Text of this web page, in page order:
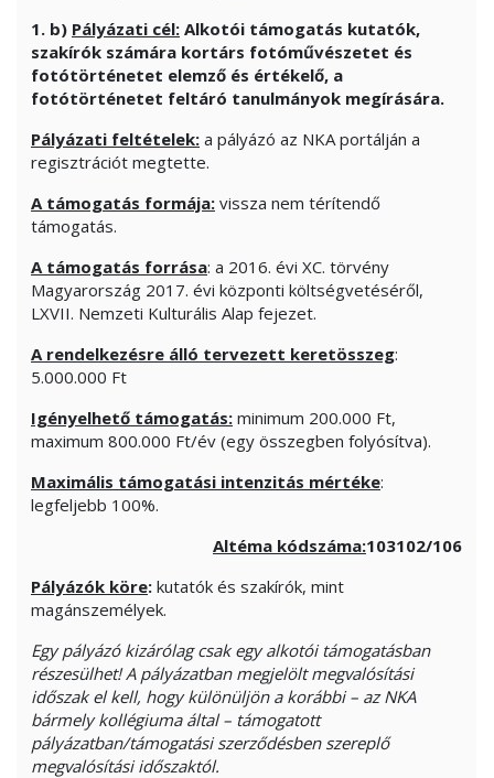
1. b) Pályázati cél: Alkotói támogatás kutatók,
szakírók számára kortárs fotóművészetet és
fotótörténetet elemző és értékelő, a
fotótörténetet feltáró tanulmányok megírására.
Pályázati feltételek: a pályázó az NKA portálján a
regisztrációt megtette.
A támogatás formája: vissza nem térítendő
támogatás.
A támogatás forrása: a 2016. évi XC. törvény
Magyarország 2017. évi központi költségvetéséről,
LXVII. Nemzeti Kulturális Alap fejezet.
A rendelkezésre álló tervezett keretösszeg:
5.000.000 Ft
Igényelhető támogatás: minimum 200.000 Ft,
maximum 800.000 Ft/év (egy összegben folyósítva).
Maximális támogatási intenzitás mértéke:
legfeljebb 100%.
Altéma kódszáma:103102/106
Pályázók köre: kutatók és szakírók, mint
magánszemélyek.
Egy pályázó kizárólag csak egy alkotói támogatásban
részesülhet! A pályázatban megjelölt megvalósítási
időszak el kell, hogy különüljön a korábbi – az NKA
bármely kollégiuma által – támogatott
pályázatban/támogatási szerződésben szereplő
megvalósítási időszaktól.